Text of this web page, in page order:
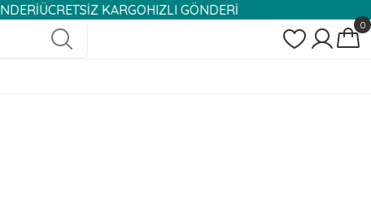
ÜCRETSİZ KARGOHIZLI GÖNDERİ
0